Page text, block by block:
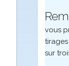
vous
sur